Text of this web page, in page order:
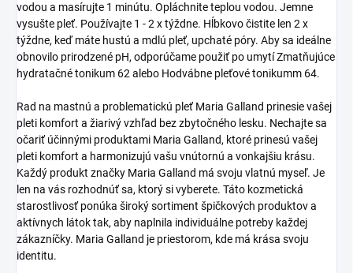
vodou a masírujte 1 minútu. Opláchnite teplou vodou. Jemne
vysušte pleť. Používajte 1 - 2 x týždne. Hĺbkovo čistite len 2 x
týždne, keď máte hustú a mdlú pleť, upchaté póry. Aby sa ideálne
obnovilo prirodzené pH, odporúčame použiť po umytíZmatňujúce
hydratačné tonikum 62alebo Hodvábne pleťové tonikumm 64.
Rad na mastnú a problematickú pleť Maria Galland prinesie vašej
pleti komfort a žiarivý vzhľad bez zbytočného lesku. Nechajte sa
očariť účinnými produktami Maria Galland, ktoré prinesú vašej
pleti komfort a harmonizujú vašu vnútornú a vonkajšiu krásu.
Každý produkt značky Maria Galland má svoju vlatnú myseľ. Je
len na vás rozhodnúť sa, ktorý si vyberete. Táto kozmetická
starostlivosť ponúka široký sortiment špičkových produktov a
aktívnych látok tak, aby naplnila individuálne potreby každej
zákazníčky. Maria Galland je priestorom, kde má krása svoju
identitu.